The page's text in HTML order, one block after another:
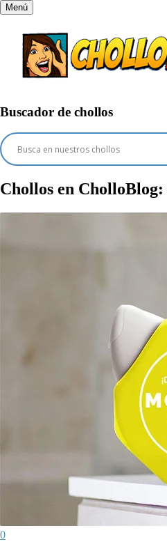
Menú
Buscador de chollos
Chollos en CholloBlog:
0